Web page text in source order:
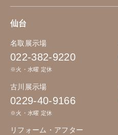
仙台
名取展示場
022-382-9220
※火・水曜 定休
古川展示場
0229-40-9166
※火・水曜 定休
リフォーム・アフター